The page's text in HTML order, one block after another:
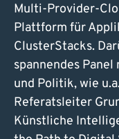
Multi-Provider-
Plattform für
ClusterStacks.
spannendes
und Politik, wie
Referatsleiter
Künstliche